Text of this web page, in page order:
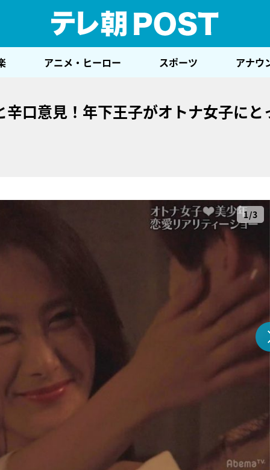
アニメ・ヒーロー スポーツ アナウ
口意見！年下王子がオトナ女子にと
1/3
『アイ＝ラブ！げーみ
E齋藤樹愛羅＆佐々木舞